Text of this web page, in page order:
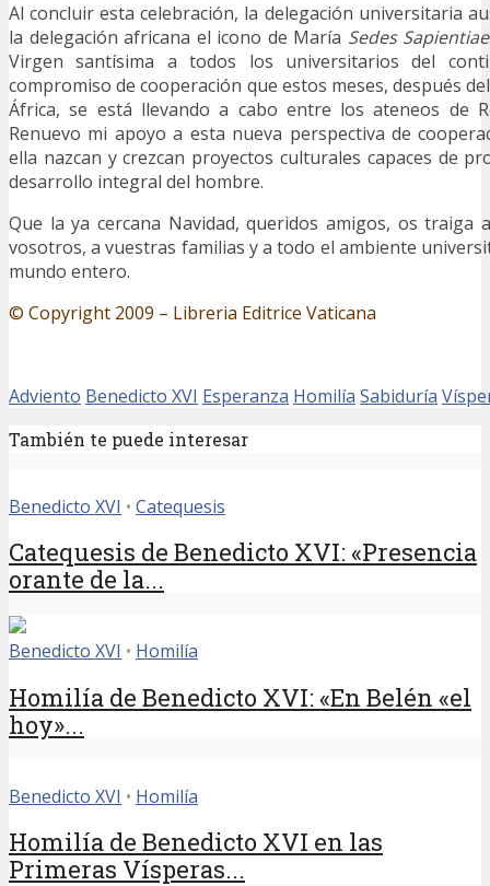
Al concluir esta celebración, la delegación universitaria
la delegación africana el icono de María Sedes Sapientiae
Virgen santísima a todos los universitarios del
compromiso de cooperación que estos meses, después
África, se está llevando a cabo entre los ateneos de
Renuevo mi apoyo a esta nueva perspectiva de
ella nazcan y crezcan proyectos culturales capaces de
desarrollo integral del hombre.
Que la ya cercana Navidad, queridos amigos, os traiga
vosotros, a vuestras familias y a todo el ambiente
mundo entero.
© Copyright 2009 – Libreria Editrice Vaticana
Adviento Benedicto XVI Esperanza Homilía Sabiduría
También te puede interesar
Benedicto XVI • Catequesis
Catequesis de Benedicto XVI: «Presencia
orante de la...
Benedicto XVI • Homilía
Homilía de Benedicto XVI: «En Belén «el
hoy»...
Benedicto XVI • Homilía
Homilía de Benedicto XVI en las
Primeras Vísperas...